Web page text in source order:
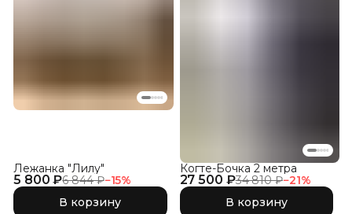
5 800 ₽6 844 ₽−15%
Лежанка "Лилу"
В корзину
27 500 ₽34 810 ₽−21%
Когте-Бочка 2 метра
В корзину